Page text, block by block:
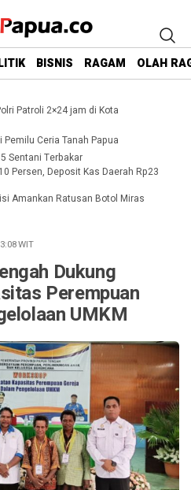
BISNIS RAGAM OLAH
Patroli 2×24 jam di Kota
Ceria Tanah Papua
Sentani Terbakar
Persen, Deposit Kas Daerah Rp23
Amankan Ratusan Botol Miras
WIT
Dukung
Perempuan
UMKM